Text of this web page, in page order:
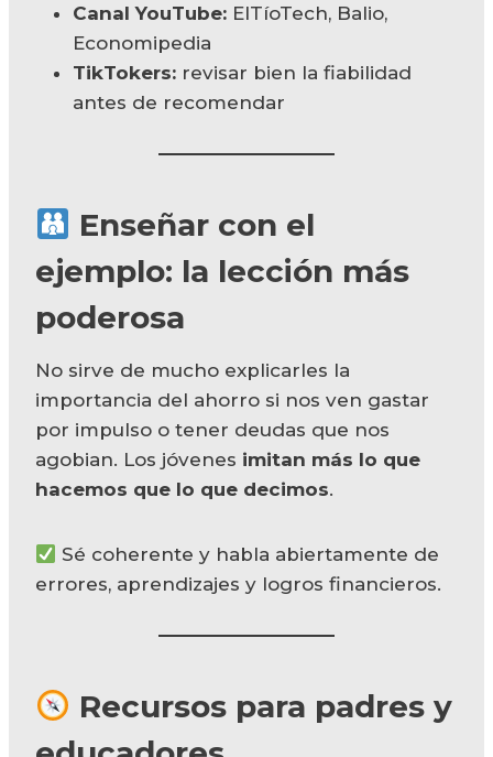
Canal YouTube: ElTíoTech, Balio,
Economipedia
TikTokers: revisar bien la fiabilidad
antes de recomendar
Enseñar con el
ejemplo: la lección más
poderosa
No sirve de mucho explicarles la
importancia del ahorro si nos ven gastar
por impulso o tener deudas que nos
agobian. Los jóvenes imitan más lo que
hacemos que lo que decimos.
Sé coherente y habla abiertamente de
errores, aprendizajes y logros financieros.
Recursos para padres y